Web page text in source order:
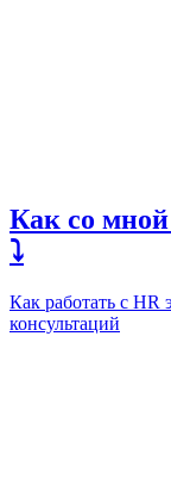
Как со
⤵️
Как работать с
консультаций